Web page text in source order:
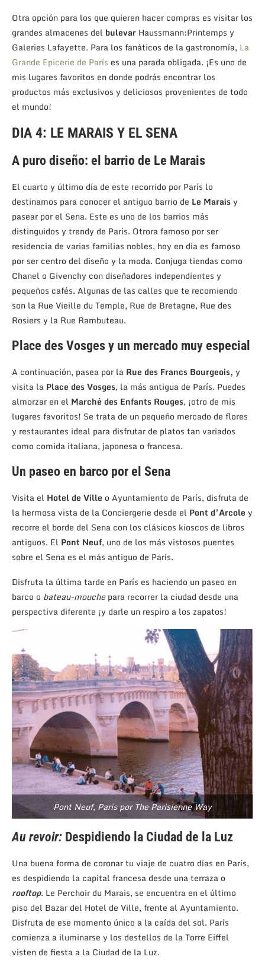
Otra opción para los que quieren hacer compras es visitar los
grandes almacenes del bulevar Haussmann:Printemps y
Galeries Lafayette. Para los fanáticos de la gastronomía, La
Grande Epicerie de París es una parada obligada. ¡Es uno de
mis lugares favoritos en donde podrás encontrar los
productos más exclusivos y deliciosos provenientes de todo
el mundo!
DIA 4: LE MARAIS Y EL SENA
A puro diseño: el barrio de Le Marais
El cuarto y último día de este recorrido por París lo
destinamos para conocer el antiguo barrio de Le Maraisy
pasear por el Sena. Este es uno de los barrios más
distinguidos y trendy de París. Otrora famoso por ser
residencia de varias familias nobles, hoy en día es famoso
por ser centro del diseño y la moda. Conjuga tiendas como
Chanel o Givenchy con diseñadores independientes y
pequeños cafés. Algunas de las calles que te recomiendo
son la Rue Vieille du Temple, Rue de Bretagne, Rue des
Rosiers y la Rue Rambuteau.
Place des Vosges y un mercado muy especial
A continuación, pasea por la Rue des Francs Bourgeois, y
visita la Place des Vosges, la más antigua de París. Puedes
almorzar en el Marché des Enfants Rouges, ¡otro de mis
lugares favoritos! Se trata de un pequeño mercado de flores
y restaurantes ideal para disfrutar de platos tan variados
como comida italiana, japonesa o francesa.
Un paseo en barco por el Sena
Visita el Hotel de Ville o Ayuntamiento de París, disfruta de
la hermosa vista de la Conciergerie desde el Pont d’Arcole y
recorre el borde del Sena con los clásicos kioscos de libros
antiguos. El Pont Neuf, uno de los más vistosos puentes
sobre el Sena es el más antiguo de París.
Disfruta la última tarde en París es haciendo un paseo en
barco o bateau-mouchepara recorrer la ciudad desde una
perspectiva diferente ¡y darle un respiro a los zapatos!
Pont Neuf, Paris por The Parisienne Way
Au revoir: Despidiendo la Ciudad de la Luz
Una buena forma de coronar tu viaje de cuatro días en París,
es despidiendo la capital francesa desde una terraza o
rooftop. Le Perchoir du Marais, se encuentra en el último
piso del Bazar del Hotel de Ville, frente al Ayuntamiento.
Disfruta de ese momento único a la caída del sol. París
comienza a iluminarse y los destellos de la Torre Eiffel
visten de fiesta a la Ciudad de la Luz.